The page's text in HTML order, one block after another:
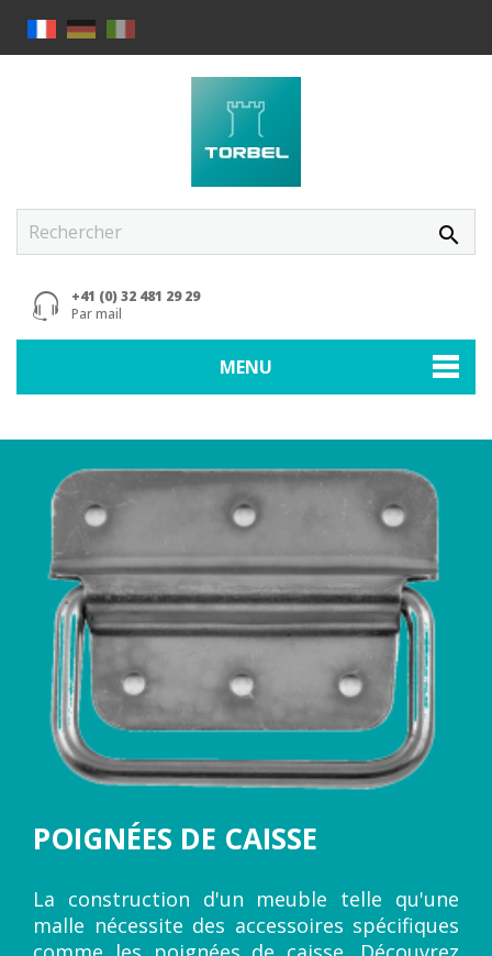
search
+41 (0) 32 481 29 29
Par mail
MENU
POIGNÉES DE CAISSE
La construction d'un meuble telle qu'une
malle nécessite des accessoires spécifiques